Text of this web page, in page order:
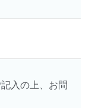
入の上、お問